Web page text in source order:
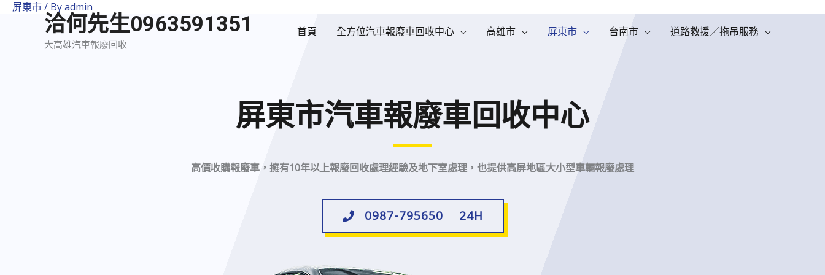
洽何先生0963591351
大高雄汽車報廢回收
首頁 全方位汽車報廢車回收中心 高雄市 屏東市 台南市 道路救援／拖吊服務
屏東市/ Byadmin
屏東市汽車報廢車回收中心
高價收購報廢車，擁有10年以上報廢回收處理經驗及地下室處理，也提供高屏地區大小型車輛報廢處理
0987-795650 24H